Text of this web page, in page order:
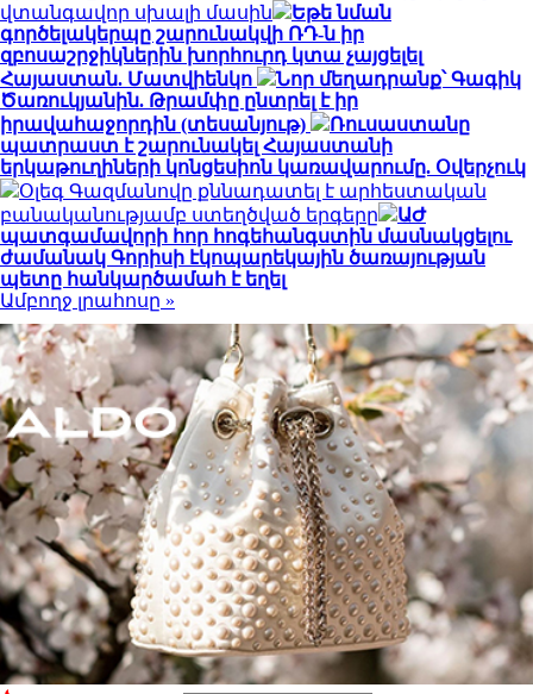
վտանգավոր սխալի մասին
Եթե նման
գործելակերպը շարունակվի ՌԴ-ն իր
զբոսաշրջիկներին խորհուրդ կտա չայցելել
Հայաստան. Մատվիենկո
Նոր մեղադրանք՝ Գագիկ
Ծառուկյանին. Թրամփը ընտրել է իր
իրավահաջորդին (տեսանյութ)
Ռուսաստանը
պատրաստ է շարունակել Հայաստանի
երկաթուղիների կոնցեսիոն կառավարումը. Օվերչուկ
Օլեգ Գազմանովը քննադատել է արհեստական
բանականությամբ ստեղծված երգերը
ԱԺ
պատգամավորի հոր հոգեհանգստին մասնակցելու
ժամանակ Գորիսի էկոպարեկային ծառայության
պետը հանկարծամահ է եղել
Ամբողջ լրահոսը »